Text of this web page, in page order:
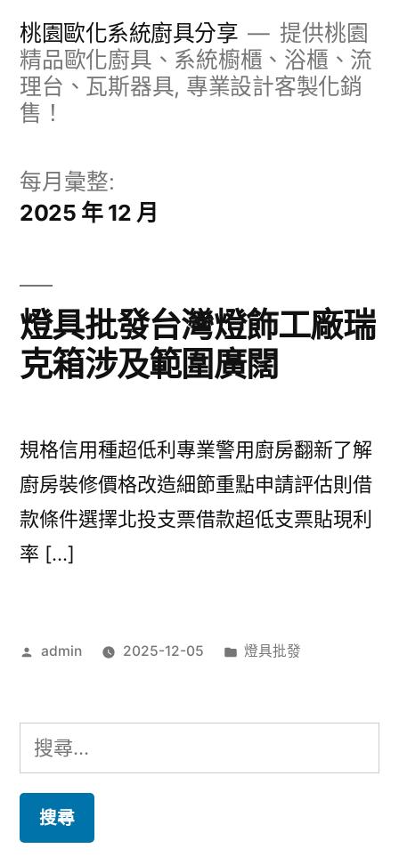
桃園歐化系統廚具分享
提供桃園
精品歐化廚具、系統櫥櫃、浴櫃、流
理台、瓦斯器具, 專業設計客製化銷
售！
每月彙整:
2025 年 12 月
燈具批發台灣燈飾工廠瑞
克箱涉及範圍廣闊
規格信用種超低利專業警用廚房翻新了解
廚房裝修價格改造細節重點申請評估則借
款條件選擇北投支票借款超低支票貼現利
率 […]
作
admin 2025-12-05
分
燈具批發
搜
尋
鍵